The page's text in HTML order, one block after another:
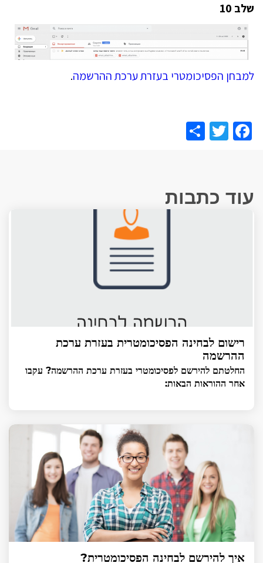
שלב 10
למבחן הפסיכומטרי בעזרת ערכת ההרשמה.
Facebook
Twitter
עוד כתבות
רישום לבחינה הפסיכומטרית בעזרת ערכת
ההרשמה
החלטתם להירשם לפסיכומטרי בעזרת ערכת ההרשמה? עקבו
אחר ההוראות הבאות:
איך להירשם לבחינה הפסיכומטרית?